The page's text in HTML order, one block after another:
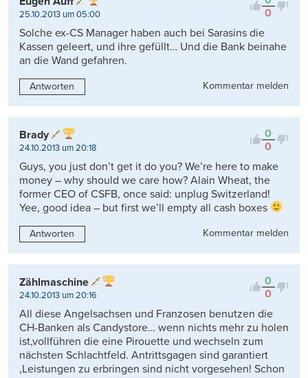
0
25.10.2013 um 05:00
Solche ex-CS Manager haben auch bei Sarasins die
Kassen geleert, und ihre gefüllt… Und die Bank beinahe
an die Wand gefahren.
Antworten Kommentar melden
0
0
Brady
24.10.2013 um 20:18
Guys, you just don’t get it do you? We’re here to make
money – why should we care how? Alain Wheat, the
former CEO of CSFB, once said: unplug Switzerland!
Yee, good idea – but first we’ll empty all cash boxes
Antworten Kommentar melden
0
0
Zählmaschine
24.10.2013 um 20:16
All diese Angelsachsen und Franzosen benutzen die
CH-Banken als Candystore… wenn nichts mehr zu holen
ist,vollführen die eine Pirouette und wechseln zum
nächsten Schlachtfeld. Antrittsgagen sind garantiert
,Leistungen zu erbringen sind nicht vorgesehen! Schon